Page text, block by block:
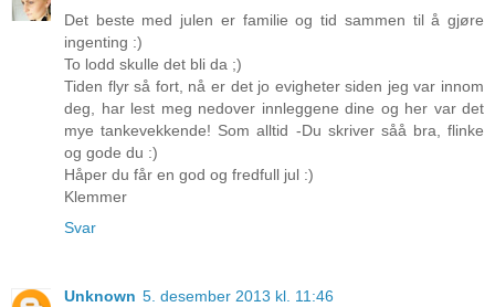
Det beste med julen er familie og tid sammen til å gjøre
ingenting :)
To lodd skulle det bli da ;)
Tiden flyr så fort, nå er det jo evigheter siden jeg var innom
deg, har lest meg nedover innleggene dine og her var det
mye tankevekkende! Som alltid -Du skriver såå bra, flinke
og gode du :)
Håper du får en god og fredfull jul :)
Klemmer
Svar
Unknown 5. desember 2013 kl. 11:46